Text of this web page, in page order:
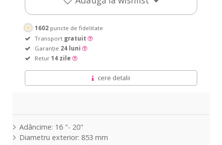
1602 puncte de fidelitate
Transport gratuit
Garanție 24 luni
Retur 14 zile
cere detalii
Adâncime: 16 "- 20"
Diametru exterior: 853 mm